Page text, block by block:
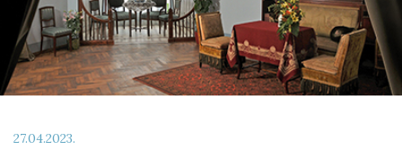
27.04.2023.